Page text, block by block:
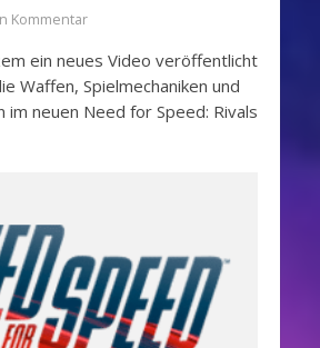
Kommentar
ein neues Video veröffentlicht
Waffen, Spielmechaniken und
im neuen Need for Speed: Rivals